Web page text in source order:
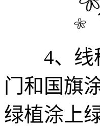
4、线稿
门和国旗
绿植涂上